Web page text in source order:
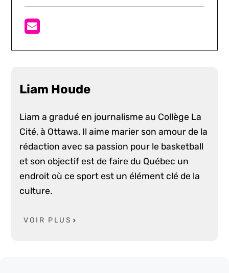
Liam Houde
Liam a gradué en journalisme au Collège La
Cité, à Ottawa. Il aime marier son amour de la
rédaction avec sa passion pour le basketball
et son objectif est de faire du Québec un
endroit où ce sport est un élément clé de la
culture.
VOIR PLUS